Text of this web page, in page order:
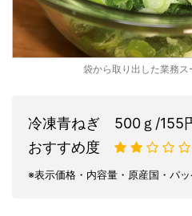
袋から取り出した業務
冷凍青ねぎ 500ｇ/155
おすすめ度
※表示価格・内容量・原産国・パ